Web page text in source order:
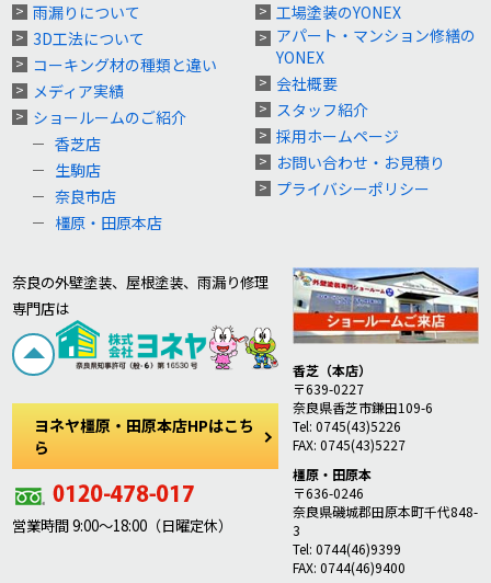
雨漏りについて
3D工法について
コーキング材の種類と違い
メディア実績
ショールームのご紹介
香芝店
生駒店
奈良市店
橿原・田原本店
工場塗装のYONEX
アパート・マンション修繕の
YONEX
会社概要
スタッフ紹介
採用ホームページ
お問い合わせ・お見積り
プライバシーポリシー
奈良の外壁塗装、屋根塗装、雨漏り修理
専門店は
ヨネヤ橿原・田原本店HPはこち
ら
営業時間 9:00～18:00（日曜定休）
香芝（本店）
〒639-0227
奈良県香芝市鎌田109-6
Tel: 0745(43)5226
FAX: 0745(43)5227
橿原・田原本
〒636-0246
奈良県磯城郡田原本町千代848-
3
Tel: 0744(46)9399
FAX: 0744(46)9400